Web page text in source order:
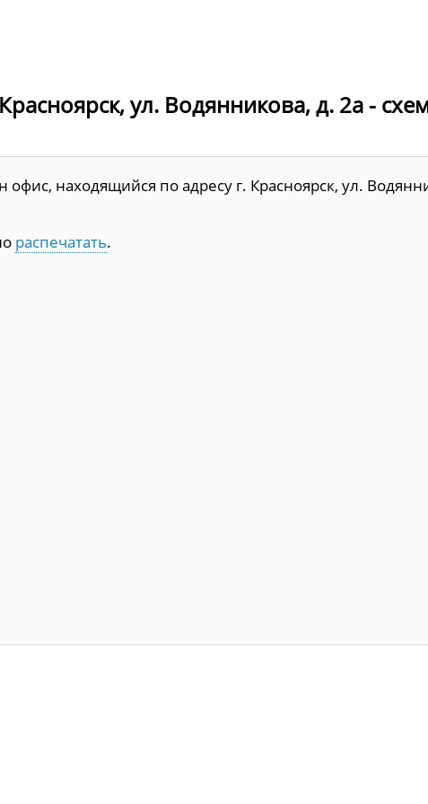
ул. Водянникова, д. 2а -
находящийся по адресу г. Красноярск, ул.
распечатать.